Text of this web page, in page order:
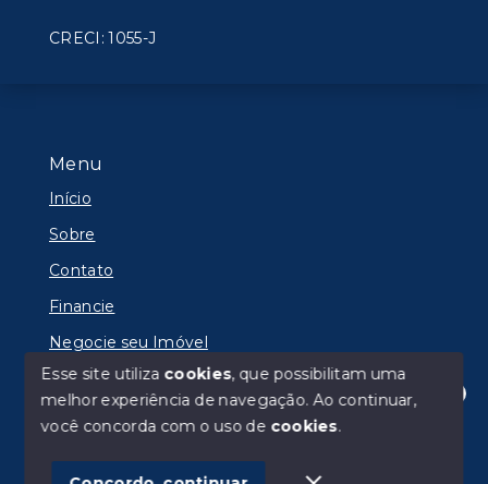
Menu
Início
Sobre
Contato
Financie
Negocie seu Imóvel
© Copyright 2026 - IMOBILIÁRIA RADAR LTDA -
CRECI: 1055-J
Olá! Estamos disponíveis para te ajudar.
Esse site utiliza cookies, que possibilitam uma
melhor experiência de navegação.Ao continuar,
você concorda com o uso de cookies.